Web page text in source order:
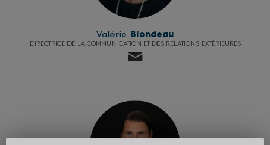
Valérie Blondeau
DIRECTRICE DE LA COMMUNICATION ET DES RELATIONS EXTÉRIEURES